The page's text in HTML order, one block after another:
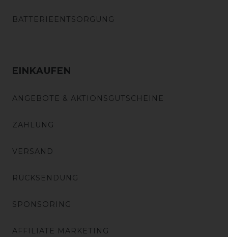
BATTERIEENTSORGUNG
EINKAUFEN
ANGEBOTE & AKTIONSGUTSCHEINE
ZAHLUNG
VERSAND
RÜCKSENDUNG
SPONSORING
AFFILIATE MARKETING